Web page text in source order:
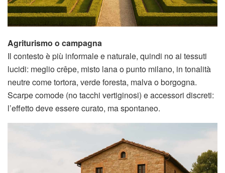
Agriturismo o campagna
Il contesto è più informale e naturale, quindi no ai tessuti
lucidi: meglio crêpe, misto lana o punto milano, in tonalità
neutre come tortora, verde foresta, malva o borgogna.
Scarpe comode (no tacchi vertiginosi) e accessori discreti:
l’effetto deve essere curato, ma spontaneo.